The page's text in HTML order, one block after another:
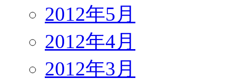
2012年5月
2012年4月
2012年3月